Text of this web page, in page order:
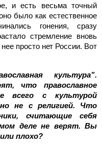
и есть весьма точный
было как естественное
гонения, сразу
стремление вновь
просто нет России. Вот
культура”.
что православное
всего с культурой
не с религией. Что
считающие себя
деле не верят. Вы
плохо?